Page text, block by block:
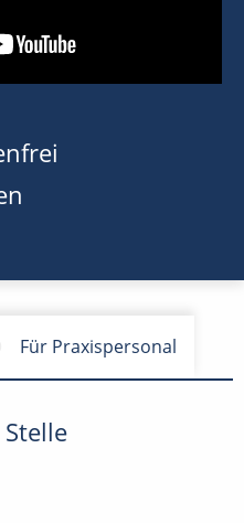
Für Praxispersonal